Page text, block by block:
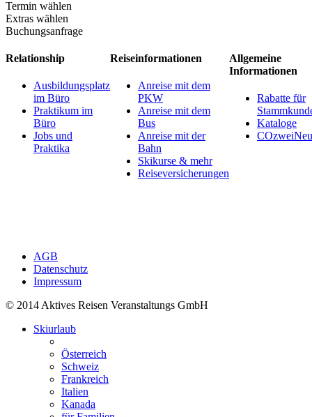
Termin wählen
Extras wählen
Buchungsanfrage
Relationship
Ausbildungsplatz
im Büro
Praktikum im
Büro
Jobs und
Praktika
Reiseinformationen
Anreise mit dem
PKW
Anreise mit dem
Bus
Anreise mit der
Bahn
Skikurse & mehr
Reiseversicherungen
Allgemeine
Informationen
Rabatte für
Kataloge
AGB
Datenschutz
Impressum
© 2014 Aktives Reisen Veranstaltungs GmbH
Skiurlaub
Österreich
Schweiz
Frankreich
Italien
Kanada